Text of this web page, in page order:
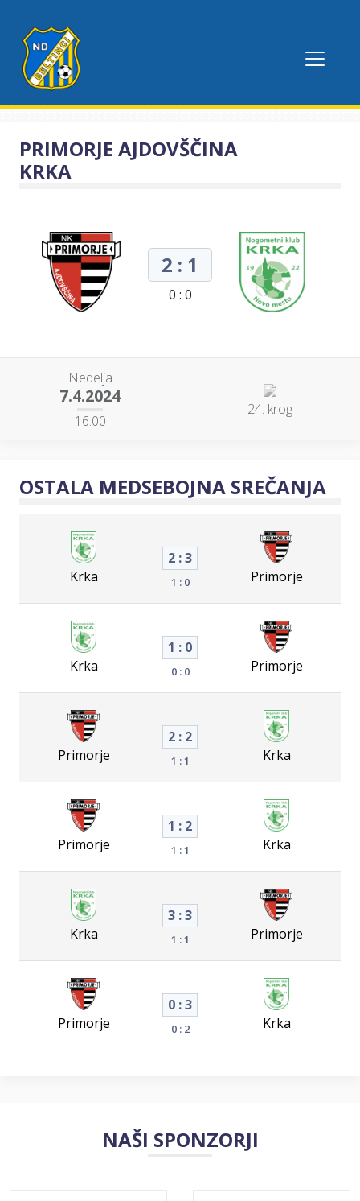
PRIMORJE AJDOVŠČINA
KRKA
2 : 1
0 : 0
Nedelja
7.4.2024
16:00
24. krog
OSTALA MEDSEBOJNA SREČANJA
Krka
2 : 3
1 : 0 Primorje
Krka
1 : 0
0 : 0 Primorje
Primorje
2 : 2
1 : 1 Krka
Primorje
1 : 2
1 : 1 Krka
Krka
3 : 3
1 : 1 Primorje
Primorje
0 : 3
0 : 2 Krka
NAŠI SPONZORJI